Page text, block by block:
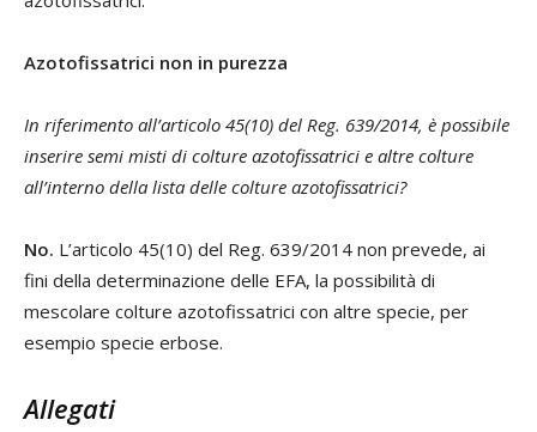
Azotofissatrici non in purezza
In riferimento all’articolo 45(10) del Reg. 639/2014, è possibile
inserire semi misti di colture azotofissatrici e altre colture
all’interno della lista delle colture azotofissatrici?
No. L’articolo 45(10) del Reg. 639/2014 non prevede, ai
fini della determinazione delle EFA, la possibilità di
mescolare colture azotofissatrici con altre specie, per
esempio specie erbose.
Allegati